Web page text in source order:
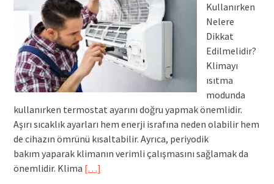
Kullanırken
Nelere
Dikkat
Edilmelidir?
Klimayı
ısıtma
modunda
kullanırken termostat ayarını doğru yapmak önemlidir.
Aşırı sıcaklık ayarları hem enerji israfına neden olabilir hem
de cihazın ömrünü kısaltabilir. Ayrıca, periyodik
bakım yaparak klimanın verimli çalışmasını sağlamak da
önemlidir. Klima […]